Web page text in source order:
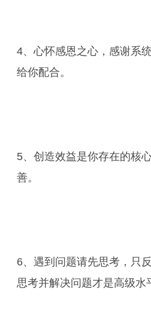
4、心怀感恩之心，感谢系
给你配合。
5、创造效益是你存在的核
善。
6、遇到问题请先思考，只
思考并解决问题才是高级水